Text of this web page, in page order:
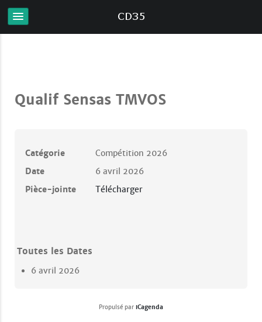
Qualif Sensas TMVOS
Catégorie
Compétition 2026
Date
6 avril 2026
Pièce-jointe
Télécharger
Toutes les Dates
6 avril 2026
Propulsé par iCagenda